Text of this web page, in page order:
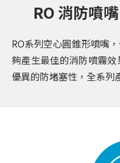
RO 消防噴
RO系列空⼼圓錐形噴嘴
夠產⽣最佳的消防噴霧
優異的防堵塞性，全系列